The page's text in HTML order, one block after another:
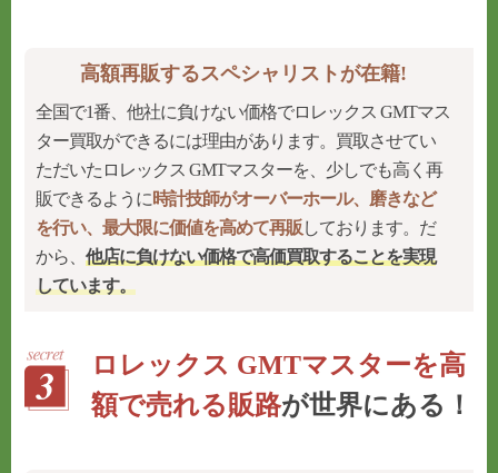
高額再販するスペシャリストが在籍!
全国で1番、他社に負けない価格でロレックス GMTマス
ター買取ができるには理由があります。買取させてい
ただいたロレックス GMTマスターを、少しでも高く再
販できるように時計技師がオーバーホール、磨きなど
を行い、最大限に価値を高めて再販しております。だ
から、他店に負けない価格で高価買取することを実現
しています。
ロレックス GMTマスターを高
額で売れる販路が世界にある！